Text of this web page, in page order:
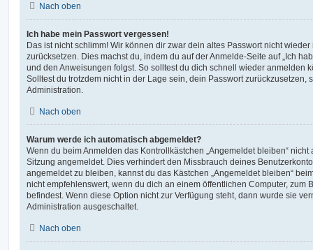
Nach oben
Ich habe mein Passwort vergessen!
Das ist nicht schlimm! Wir können dir zwar dein altes Passwort nicht
zurücksetzen. Dies machst du, indem du auf der Anmelde-Seite auf „Ich
und den Anweisungen folgst. So solltest du dich schnell wieder anmelden
Solltest du trotzdem nicht in der Lage sein, dein Passwort zurückzusetzen,
Administration.
Nach oben
Warum werde ich automatisch abgemeldet?
Wenn du beim Anmelden das Kontrollkästchen „Angemeldet bleiben“
Sitzung angemeldet. Dies verhindert den Missbrauch deines
angemeldet zu bleiben, kannst du das Kästchen „Angemeldet bleiben“
nicht empfehlenswert, wenn du dich an einem öffentlichen Computer, zum
befindest. Wenn diese Option nicht zur Verfügung steht, dann wurde sie
Administration ausgeschaltet.
Nach oben